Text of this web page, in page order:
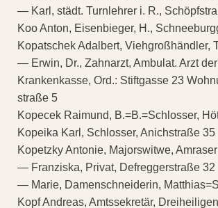
— Karl, städt. Turnlehrer i. R.,
Koo Anton, Eisenbieger, H.,
Kopatschek Adalbert, Viehgroßhändler,
— Erwin, Dr., Zahnarzt, Ambulat. Arzt
Krankenkasse, Ord.: Stiftgasse 23
straße 5
Kopecek Raimund, B.=B.=Schlosser,
Kopeika Karl, Schlosser, Anichstraße 35
Kopetzky Antonie, Majorswitwe,
— Franziska, Privat, Defreggerstraße 32
— Marie, Damenschneiderin,
Kopf Andreas, Amtssekretär,